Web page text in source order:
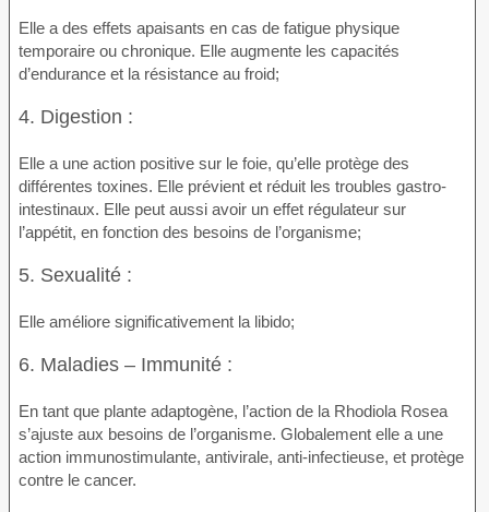
Elle a des effets apaisants en cas de fatigue physique
temporaire ou chronique. Elle augmente les capacités
d’endurance et la résistance au froid;
4. Digestion :
Elle a une action positive sur le foie, qu’elle protège des
différentes toxines. Elle prévient et réduit les troubles gastro-
intestinaux. Elle peut aussi avoir un effet régulateur sur
l’appétit, en fonction des besoins de l’organisme;
5. Sexualité :
Elle améliore significativement la libido;
6. Maladies – Immunité :
En tant que plante adaptogène, l’action de la Rhodiola Rosea
s’ajuste aux besoins de l’organisme. Globalement elle a une
action immunostimulante, antivirale, anti-infectieuse, et protège
contre le cancer.